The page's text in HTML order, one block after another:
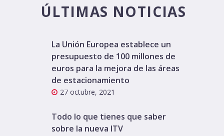
ÚLTIMAS NOTICIAS
La Unión Europea establece un
presupuesto de 100 millones de
euros para la mejora de las áreas
de estacionamiento
27 octubre, 2021
Todo lo que tienes que saber
sobre la nueva ITV